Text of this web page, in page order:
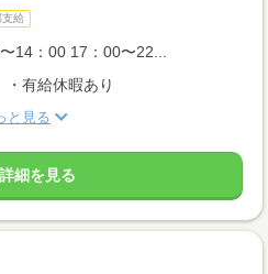
支給
14：00 17：00〜22...
有給休暇あり
と見る
細を見る